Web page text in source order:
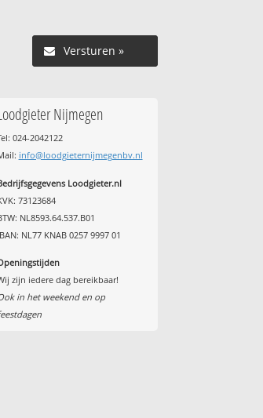
Versturen »
Nijmegen
024-2042122
info@loodgieternijmegenbv.nl
Loodgieter.nl
73123684
NL8593.64.537.B01
NL77 KNAB 0257 9997 01
zijn iedere dag bereikbaar!
in het weekend en op